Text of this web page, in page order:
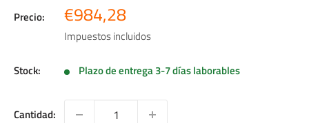
Precio: Precio
de
venta
€984,28
Impuestos incluidos
Stock: Plazo de entrega 3-7 días laborables
Cantidad: